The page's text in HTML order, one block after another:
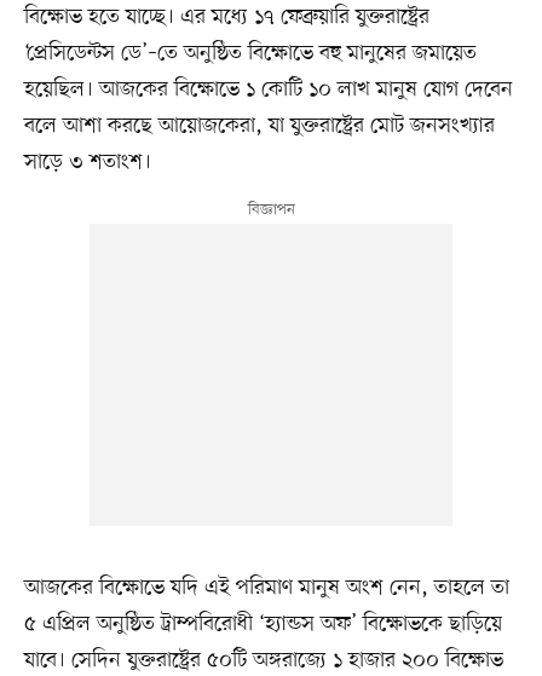
বিক্ষোভ হতে যাচ্ছে। এর মধ্যে ১৭ ফেব্রুয়ারি যুক্তরাষ্ট্রের
‘প্রেসিডেন্টস ডে’–তে অনুষ্ঠিত বিক্ষোভে বহু মানুষের জমায়েত
হয়েছিল। আজকের বিক্ষোভে ১ কোটি ১০ লাখ মানুষ যোগ দেবেন
বলে আশা করছে আয়োজকেরা, যা যুক্তরাষ্ট্রের মোট জনসংখ্যার
সাড়ে ৩ শতাংশ।
আজকের বিক্ষোভে যদি এই পরিমাণ মানুষ অংশ নেন, তাহলে তা
৫ এপ্রিল অনুষ্ঠিত ট্রাম্পবিরোধী ‘হ্যান্ডস অফ’ বিক্ষোভকে ছাড়িয়ে
যাবে। সেদিন যুক্তরাষ্ট্রের ৫০টি অঙ্গরাজ্যে ১ হাজার ২০০ বিক্ষোভ